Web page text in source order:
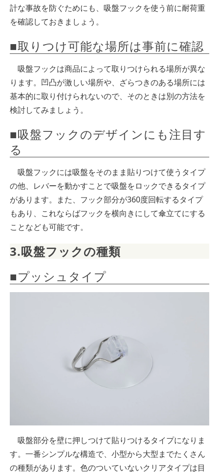
計な事故を防ぐためにも、吸盤フックを使う前に耐荷重
を確認しておきましょう。
■取りつけ可能な場所は事前に確認
吸盤フックは商品によって取りつけられる場所が異な
ります。凹凸が激しい場所や、ざらつきのある場所には
基本的に取り付けられないので、そのときは別の方法を
検討してみましょう。
■吸盤フックのデザインにも注目す
る
吸盤フックには吸盤をそのまま貼りつけて使うタイプ
の他、レバーを動かすことで吸盤をロックできるタイプ
があります。また、フック部分が360度回転するタイプ
もあり、これならばフックを横向きにして傘立てにする
ことなども可能です。
3.吸盤フックの種類
■プッシュタイプ
吸盤部分を壁に押しつけて貼りつけるタイプになりま
す。一番シンプルな構造で、小型から大型までたくさん
の種類があります。色のついていないクリアタイプは目